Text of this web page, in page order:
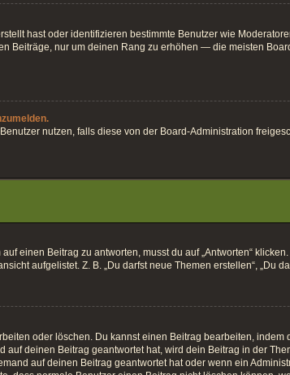
hast oder identifizieren bestimmte Benutzer wie
Beiträge, nur um deinen Rang zu erhöhen — die meisten
nutzen, falls diese von der Board-Administration
einen Beitrag zu antworten, musst du auf „Antworten“
aufgelistet. Z. B. „Du darfst neue Themen erstellen“, „Du
oder löschen. Du kannst einen Beitrag bearbeiten,
deinen Beitrag geantwortet hat, wird dein Beitrag in der
auf deinen Beitrag geantwortet hat oder wenn ein